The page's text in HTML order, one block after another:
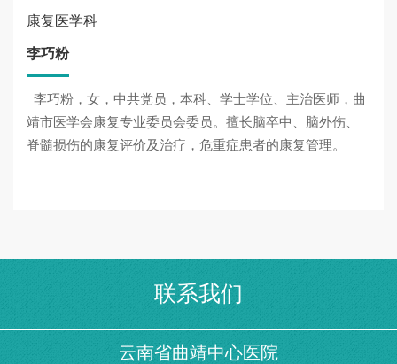
康复医学科
李巧粉
李巧粉，女，中共党员，本科、学士学位、主治医师，曲
靖市医学会康复专业委员会委员。擅长脑卒中、脑外伤、
脊髓损伤的康复评价及治疗，危重症患者的康复管理。
联系我们
云南省曲靖中心医院